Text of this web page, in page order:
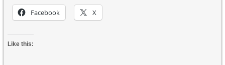
Facebook X
Like this: